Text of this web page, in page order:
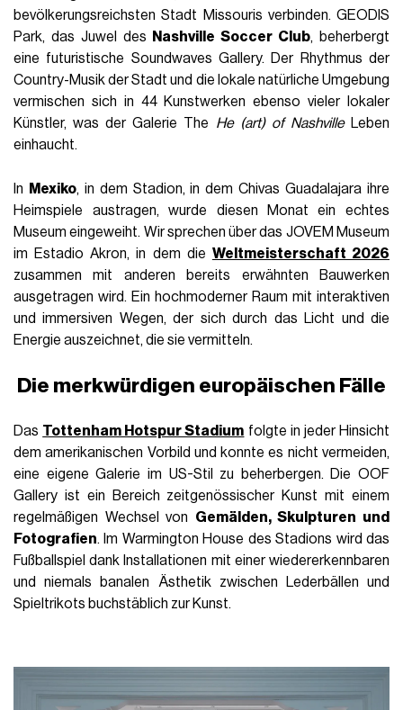
bevölkerungsreichsten Stadt Missouris verbinden. GEODIS
Park, das Juwel des
Nashville Soccer Club, beherbergt
eine futuristische Soundwaves Gallery. Der Rhythmus der
Country-Musik der Stadt und die lokale natürliche Umgebung
vermischen sich in 44 Kunstwerken ebenso vieler lokaler
Künstler, was der Galerie The He (art) of NashvilleLeben
einhaucht.
In Mexiko, in dem Stadion, in dem Chivas Guadalajara ihre
Heimspiele austragen, wurde diesen Monat ein echtes
Museum eingeweiht. Wir sprechen über das JOVEM Museum
im Estadio Akron, in dem die Weltmeisterschaft 2026
zusammen mit anderen bereits erwähnten Bauwerken
ausgetragen wird. Ein hochmoderner Raum mit interaktiven
und immersiven Wegen, der sich durch das Licht und die
Energie auszeichnet, die sie vermitteln.
Die merkwürdigen europäischen Fälle
Das Tottenham Hotspur Stadium folgte in jeder Hinsicht
dem amerikanischen Vorbild und konnte es nicht vermeiden,
eine eigene Galerie im US-Stil zu beherbergen. Die OOF
Gallery ist ein Bereich zeitgenössischer Kunst mit einem
regelmäßigen Wechsel von Gemälden, Skulpturen und
Fotografien. Im Warmington House des Stadions wird das
Fußballspiel dank Installationen mit einer wiedererkennbaren
und niemals banalen Ästhetik zwischen Lederbällen und
Spieltrikots buchstäblich zur Kunst.